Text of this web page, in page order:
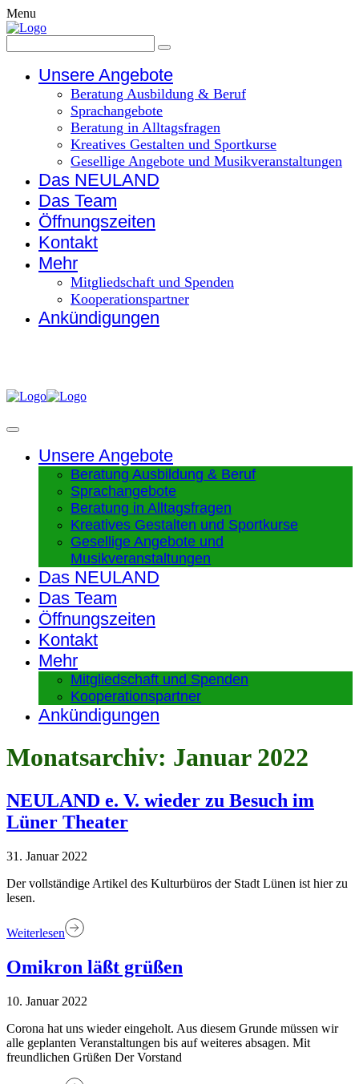
Menu
Unsere Angebote
Beratung Ausbildung & Beruf
Sprachangebote
Beratung in Alltagsfragen
Kreatives Gestalten und Sportkurse
Gesellige Angebote und Musikveranstaltungen
Das NEULAND
Das Team
Öffnungszeiten
Kontakt
Mehr
Mitgliedschaft und Spenden
Kooperationspartner
Ankündigungen
Unsere Angebote
Beratung Ausbildung & Beruf
Sprachangebote
Beratung in Alltagsfragen
Kreatives Gestalten und Sportkurse
Gesellige Angebote und
Musikveranstaltungen
Das NEULAND
Das Team
Öffnungszeiten
Kontakt
Mehr
Mitgliedschaft und Spenden
Kooperationspartner
Ankündigungen
Monatsarchiv: Januar 2022
NEULAND e. V. wieder zu Besuch im
Lüner Theater
31. Januar 2022
Der vollständige Artikel des Kulturbüros der Stadt Lünen ist hier zu
lesen.
Weiterlesen
Omikron läßt grüßen
10. Januar 2022
Corona hat uns wieder eingeholt. Aus diesem Grunde müssen wir
alle geplanten Veranstaltungen bis auf weiteres absagen. Mit
freundlichen Grüßen Der Vorstand